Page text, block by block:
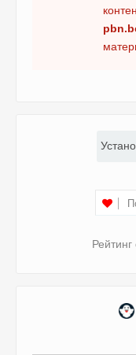
Полукровки 16
Полукровки 17
Рейтинг